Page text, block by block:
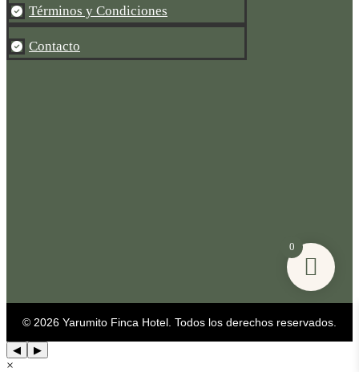
 Términos y Condiciones
 Contacto
© 2026 Yarumito Finca Hotel. Todos los derechos reservados.
0
◀ ▶
×